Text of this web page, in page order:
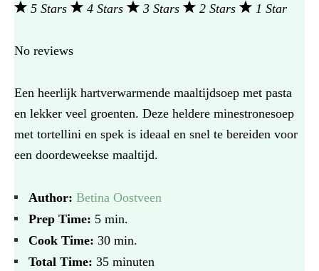
5 Stars
4 Stars 3 Stars 2 Stars 1 Star
No reviews
Een heerlijk hartverwarmende maaltijdsoep met pasta
en lekker veel groenten. Deze heldere minestronesoep
met tortellini en spek is ideaal en snel te bereiden voor
een doordeweekse maaltijd.
Author: Betina Oostveen
Prep Time: 5 min.
Cook Time: 30 min.
Total Time: 35 minuten